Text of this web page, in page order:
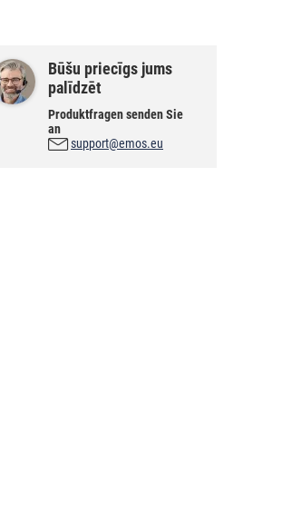
Būšu priecīgs jums
palīdzēt
Produktfragen senden Sie
an
support@emos.eu